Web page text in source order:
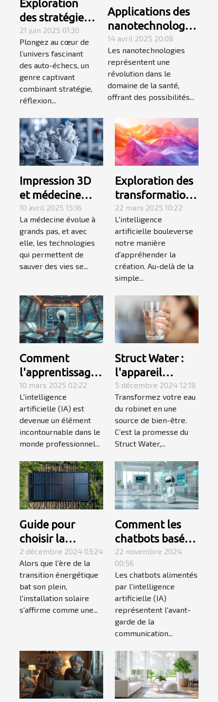
Exploration
des stratégies
gagnantes en
auto-échecs
21 juin 2025 01:30
Plongez au cœur de
l’univers fascinant
des auto-échecs, un
genre captivant
combinant stratégie,
réflexion...
Applications des
nanotechnologies
en santé
avancées
prometteuses et
controverses
éthiques
14 avril 2025 20:08
Les nanotechnologies
représentent une
révolution dans le
domaine de la santé,
offrant des possibilités...
Impression 3D
et médecine
personnalisée
comment
l'impression
d'organes
change les
10 avril 2025 15:16
La médecine évolue à
grands pas, et avec
elle, les technologies
qui permettent de
sauver des vies se...
Exploration des
transformations
créatives à
travers
l'intelligence
artificielle
22 mars 2025 10:22
L'intelligence
artificielle bouleverse
notre manière
d'appréhender la
création. Au-delà de la
simple...
Comment
l'apprentissage
de l'IA en 4
semaines peut
transformer
votre carrière
10 mars 2025 02:22
L'intelligence
artificielle (IA) est
devenue un élément
incontournable dans le
monde professionnel...
Struct Water :
l'appareil
indispensable
pour obtenir de
l’eau aimantée
chez soi
5 décembre 2024 12:18
Transformez votre eau
du robinet en une
source de bien-être.
C’est la promesse du
Struct Water,...
Guide pour
choisir la
capacité d'une
installation
solaire selon vos
besoins
2 décembre 2024 03:24
Alors que l'ère de la
transition énergétique
bat son plein,
l'installation solaire
s'affirme comme une...
Comment les
chatbots basés
sur l'IA peuvent
révolutionner la
communication
numérique
22 novembre 2024
00:56
Les chatbots alimentés
par l'intelligence
artificielle (IA)
représentent l'avant-
garde de la
communication...